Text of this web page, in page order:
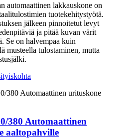
automaattinen lakkauskone on
tuotekehitystyötä.
jälkeen pinnoitetut levyt
ja pitää kuvan värit
Se on halvempaa kuin
musteella tulostaminen, mutta
380 Automaattinen
aaltopahville